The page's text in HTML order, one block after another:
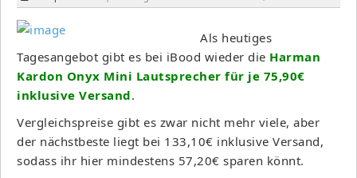
Als heutiges
Tagesangebot gibt es bei iBood wieder die Harman
Kardon Onyx Mini Lautsprecher für je 75,90€
inklusive Versand.
Vergleichspreise gibt es zwar nicht mehr viele, aber
der nächstbeste liegt bei 133,10€ inklusive Versand,
sodass ihr hier mindestens 57,20€ sparen könnt.